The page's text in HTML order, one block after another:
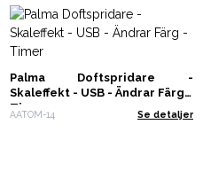
Palma Doftspridare -
Skaleffekt - USB - Ändrar Färg -
Timer
AATOM-14 Se detaljer